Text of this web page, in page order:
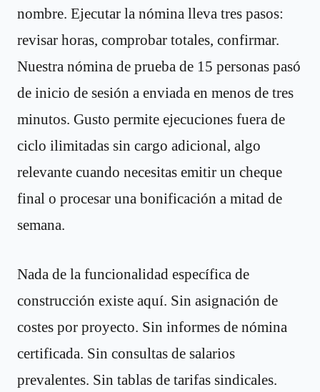
nombre. Ejecutar la nómina lleva tres pasos:
revisar horas, comprobar totales, confirmar.
Nuestra nómina de prueba de 15 personas pasó
de inicio de sesión a enviada en menos de tres
minutos. Gusto permite ejecuciones fuera de
ciclo ilimitadas sin cargo adicional, algo
relevante cuando necesitas emitir un cheque
final o procesar una bonificación a mitad de
semana.
Nada de la funcionalidad específica de
construcción existe aquí. Sin asignación de
costes por proyecto. Sin informes de nómina
certificada. Sin consultas de salarios
prevalentes. Sin tablas de tarifas sindicales.